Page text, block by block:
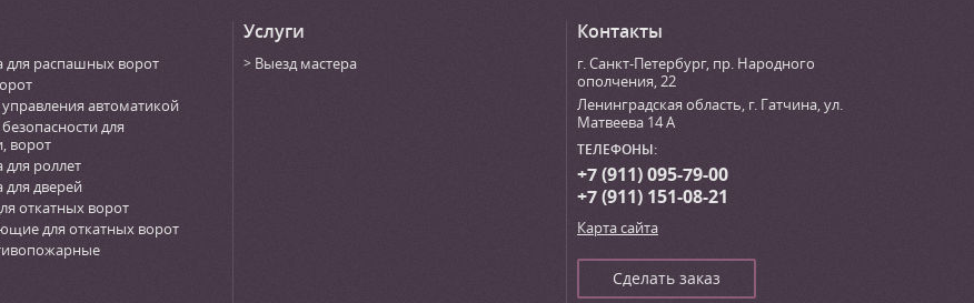
для распашных ворот
управления автоматикой
для
ворот
для роллет
для дверей
откатных ворот
для откатных ворот
Услуги
Выезд мастера
Контакты
г. Санкт-Петербург, пр. Народного
ополчения, 22
Ленинградская область, г. Гатчина,ул.
Матвеева 14 А
ТЕЛЕФОНЫ:
+7 (911) 095-79-00
+7 (911) 151-08-21
Карта сайта
Сделать заказ